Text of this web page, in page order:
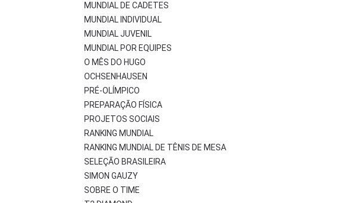
MUNDIAL DE CADETES
MUNDIAL INDIVIDUAL
MUNDIAL JUVENIL
MUNDIAL POR EQUIPES
O MÊS DO HUGO
OCHSENHAUSEN
PRÉ-OLÍMPICO
PREPARAÇÃO FÍSICA
PROJETOS SOCIAIS
RANKING MUNDIAL
RANKING MUNDIAL DE TÊNIS DE MESA
SELEÇÃO BRASILEIRA
SIMON GAUZY
SOBRE O TIME